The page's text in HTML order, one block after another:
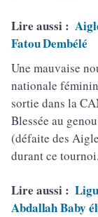
Lire aussi :
Fatou Dembélé
Une mauvaise
nationale
sortie dans la
Blessée au
(défaite des
durant ce
Lire aussi :
Abdallah Baby